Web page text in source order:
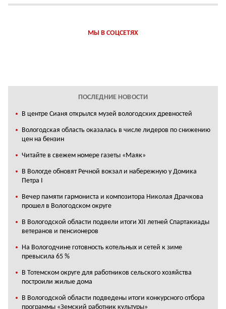
МЫ В СОЦСЕТЯХ
ПОСЛЕДНИЕ НОВОСТИ
В центре Сианя открылся музей вологодских древностей
Вологодская область оказалась в числе лидеров по снижению
цен на бензин
Читайте в свежем номере газеты «Маяк»
В Вологде обновят Речной вокзал и набережную у Домика
Петра I
Вечер памяти гармониста и композитора Николая Драчкова
прошел в Вологодском округе
В Вологодской области подвели итоги XII летней Спартакиады
ветеранов и пенсионеров
На Вологодчине готовность котельных и сетей к зиме
превысила 65 %
В Тотемском округе для работников сельского хозяйства
построили жилые дома
В Вологодской области подведены итоги конкурсного отбора
программы «Земский работник культуры»